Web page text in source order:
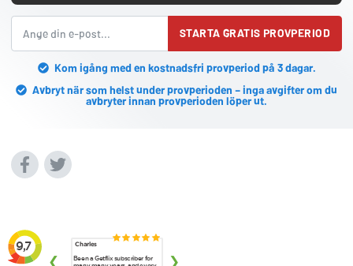
STARTA GRATIS PROVPERIOD
Kom igång med en kostnadsfri provperiod på 3 dagar.
Avbryt när som helst under provperioden – inga avgifter om du
avbryter innan provperioden löper ut.